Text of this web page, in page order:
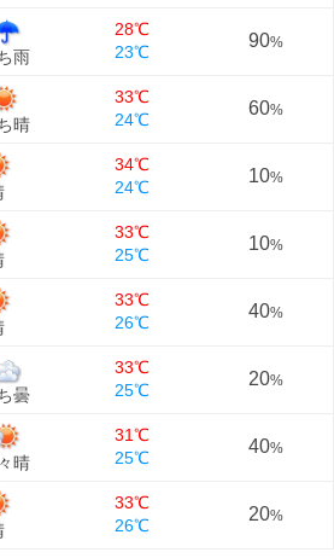
雨
28℃
23℃
90%
晴
33℃
24℃
60%
34℃
24℃
10%
33℃
25℃
10%
33℃
26℃
40%
曇
33℃
25℃
20%
晴
31℃
25℃
40%
33℃
26℃
20%